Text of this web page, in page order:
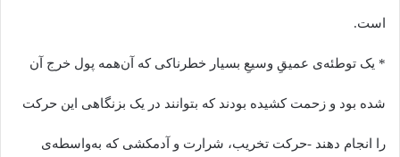
است.
️* یک توطئه‌ی عمیقِ وسیعِ بسیار خطرناکی که آن‌همه پول خرج آن
شده بود و زحمت کشیده بودند که بتوانند در یک بزنگاهی این حرکت
را انجام دهند -حرکت تخریب، شرارت و آدمکشی که به‌واسطه‌ی